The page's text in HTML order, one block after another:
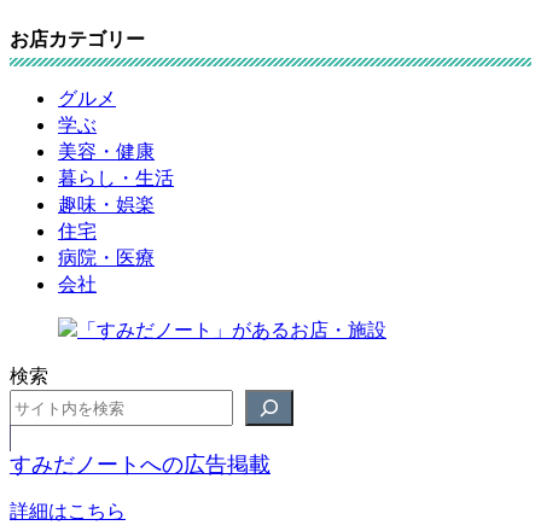
お店カテゴリー
グルメ
学ぶ
美容・健康
暮らし・生活
趣味・娯楽
住宅
病院・医療
会社
検索
すみだノートへの広告掲載
詳細はこちら